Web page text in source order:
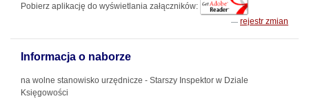
Pobierz aplikację do wyświetlania załączników:
rejestr zmian
Informacja o naborze
na wolne stanowisko urzędnicze - Starszy Inspektor w Dziale
Księgowości